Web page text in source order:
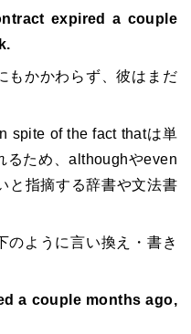
expired a couple
もかかわらず、彼はまだ
spite of the fact thatは単
るため、althoughやeven
と指摘する辞書や文法書
のように言い換え・書き
a couple months ago,